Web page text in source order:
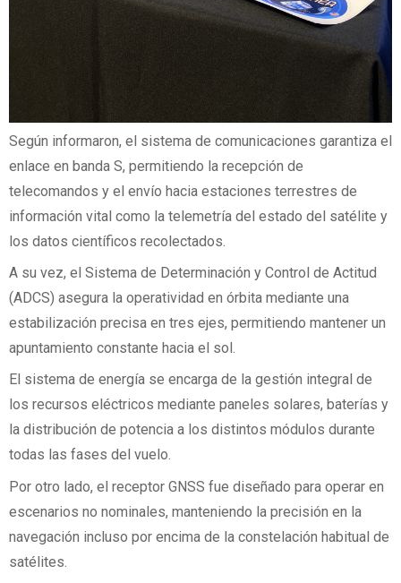
Según informaron, el sistema de comunicaciones garantiza el
enlace en banda S, permitiendo la recepción de
telecomandos y el envío hacia estaciones terrestres de
información vital como la telemetría del estado del satélite y
los datos científicos recolectados.
A su vez, el Sistema de Determinación y Control de Actitud
(ADCS) asegura la operatividad en órbita mediante una
estabilización precisa en tres ejes, permitiendo mantener un
apuntamiento constante hacia el sol.
El sistema de energía se encarga de la gestión integral de
los recursos eléctricos mediante paneles solares, baterías y
la distribución de potencia a los distintos módulos durante
todas las fases del vuelo.
Por otro lado, el receptor GNSS fue diseñado para operar en
escenarios no nominales, manteniendo la precisión en la
navegación incluso por encima de la constelación habitual de
satélites.